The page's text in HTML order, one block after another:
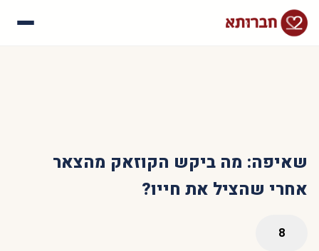
שאיפה: מה ביקש הקוזאק מהצאר
אחרי שהציל את חייו?